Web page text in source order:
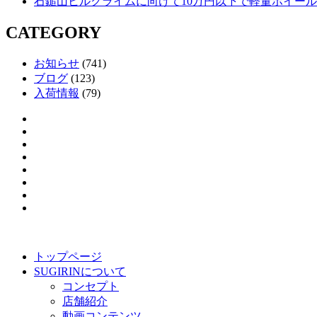
CATEGORY
お知らせ (741)
ブログ (123)
入荷情報 (79)
トップページ
SUGIRINについて
コンセプト
店舗紹介